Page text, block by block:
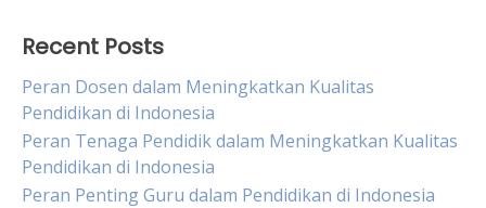
Recent Posts
Peran Dosen dalam Meningkatkan Kualitas
Pendidikan di Indonesia
Peran Tenaga Pendidik dalam Meningkatkan Kualitas
Pendidikan di Indonesia
Peran Penting Guru dalam Pendidikan di Indonesia